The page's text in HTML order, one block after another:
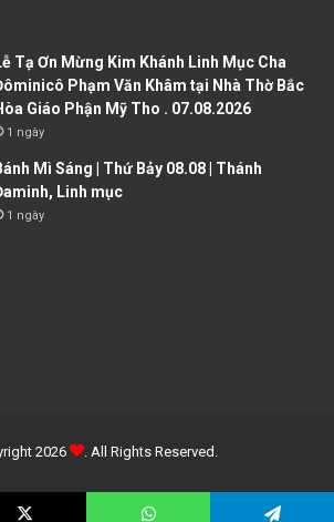
Tạ Ơn Mừng Kim Khánh Linh Mục Cha
Phạm Văn Khâm tại Nhà Thờ Bắc
Giáo Phận Mỹ Tho . 07.08.2026
1 ngày
Mì Sáng | Thứ Bảy 08.08 | Thánh
Linh mục
1 ngày
2026 . All Rights Reserved.